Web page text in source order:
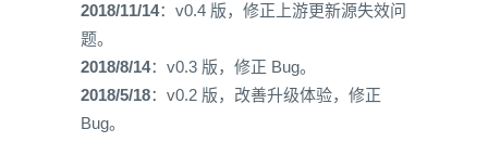
2018/11/14：v0.4 版，修正上游更新源失效问
题。
2018/8/14：v0.3 版，修正 Bug。
2018/5/18：v0.2 版，改善升级体验，修正
Bug。